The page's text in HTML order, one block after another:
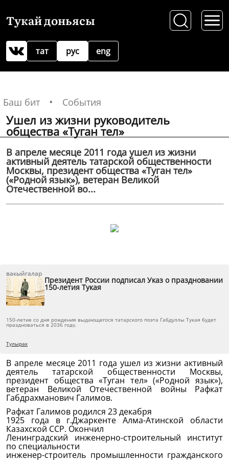
Тукай доньясы
рус
тат eng
Баш бит События
Ушел из жизни руководитель
общества «Туган тел»
В апреле месяце 2011 года ушел из жизни
активный деятель татарской общественности
Москвы, президент общества «Туган тел»
(«Родной язык»), ветеран Великой
Отечественной во...
вакыйгалар
Президент России подписал Указ о праздновании
150-летия Тукая
150-летие со дня рождения выдающегося татарского поэта Габдуллы Тукая будет
праздноваться в 2036 году.
Тулырак
В апреле месяце 2011 года ушел из жизни активный
деятель татарской общественности Москвы,
президент общества «Туган тел» («Родной язык»),
ветеран Великой Отечественной войны Рафкат
Габдрахманович Галимов.
Рафкат Галимов родился 23 декабря
1925 года в г.Джаркенте Алма-Атинской области
Казахской ССР. Окончил
Ленинградский инженерно-строительный институт
по специальности
инженер-строитель промышленности гражданского